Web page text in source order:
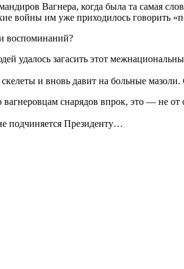
Вагнера, когда была та самая
войны им уже приходилось говорить
воспоминаний?
удалось загасить этот
и вновь давит на больные
снарядов впрок, это — не
подчиняется Президенту…